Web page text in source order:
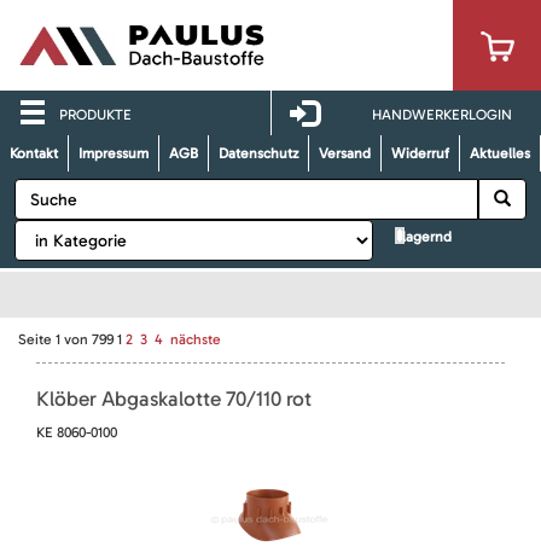
PRODUKTE HANDWERKERLOGIN
Kontakt Impressum AGB Datenschutz Versand Widerruf Aktuelles
lagernd
Seite 1 von 799 1 2 3 4 nächste
Klöber Abgaskalotte 70/110 rot
KE 8060-0100